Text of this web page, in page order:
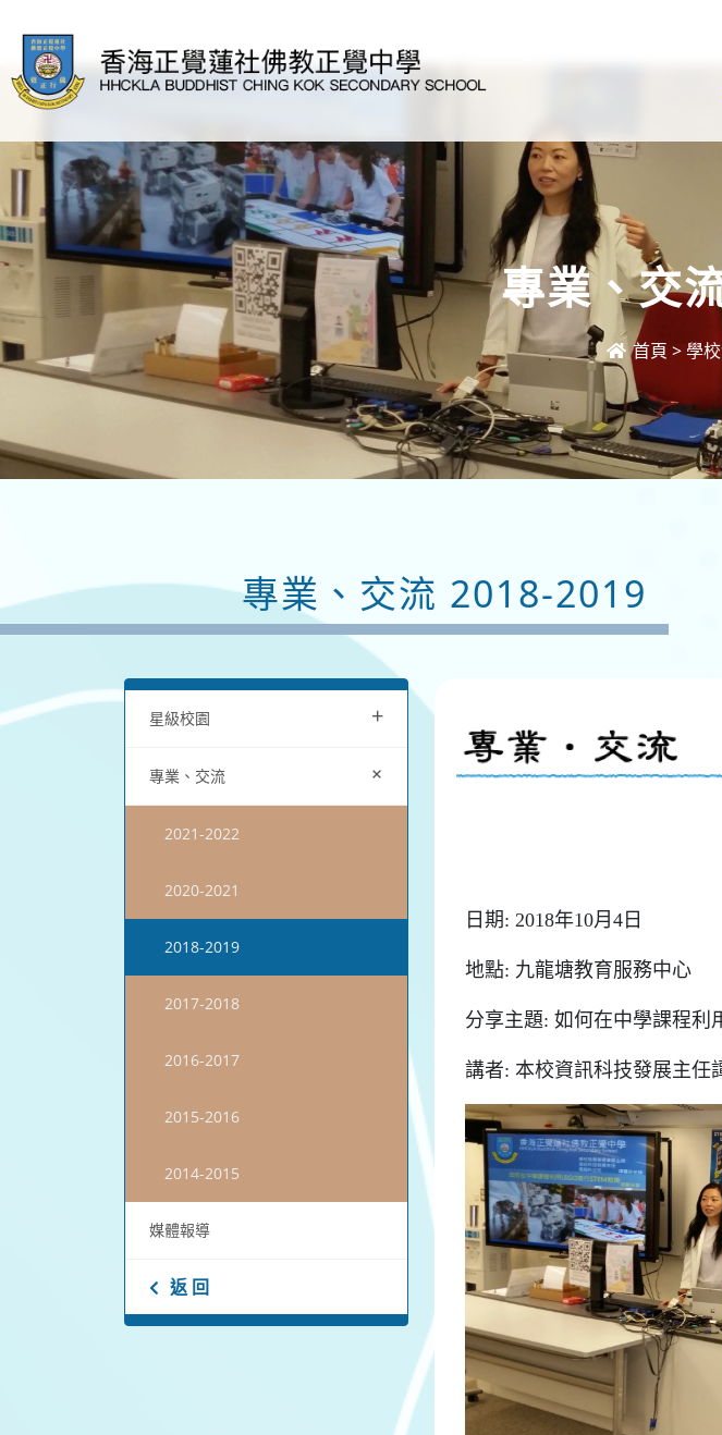
專業、交
首頁 > 學
專業、交流 2018-2019
星級校園 +
專業、交流 +
2021-2022
2020-2021
2018-2019
2017-2018
2016-2017
2015-2016
2014-2015
媒體報導
返 回
日期: 2018年10月4日
地點: 九龍塘教育服務中心
分享主題: 如何在中學課程利
講者: 本校資訊科技發展主任